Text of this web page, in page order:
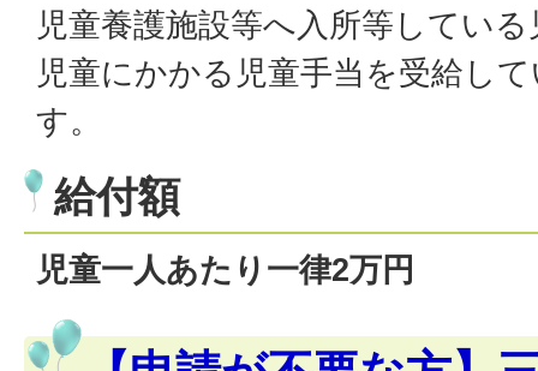
児童養護施設等へ入所等してい
児童にかかる児童手当を受給し
す。
給付額
児童一人あたり一律2万円